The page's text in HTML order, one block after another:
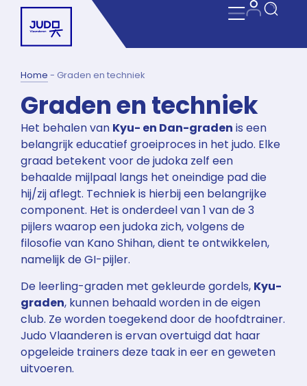
Home - Graden en techniek
Graden en techniek
Het behalen van Kyu- en Dan-graden is een
belangrijk educatief groeiproces in het judo. Elke
graad betekent voor de judoka zelf een
behaalde mijlpaal langs het oneindige pad die
hij/zij aflegt. Techniek is hierbij een belangrijke
component. Het is onderdeel van 1 van de 3
pijlers waarop een judoka zich, volgens de
filosofie van Kano Shihan, dient te ontwikkelen,
namelijk de GI-pijler.
De leerling-graden met gekleurde gordels, Kyu-
graden, kunnen behaald worden in de eigen
club. Ze worden toegekend door de hoofdtrainer.
Judo Vlaanderen is ervan overtuigd dat haar
opgeleide trainers deze taak in eer en geweten
uitvoeren.